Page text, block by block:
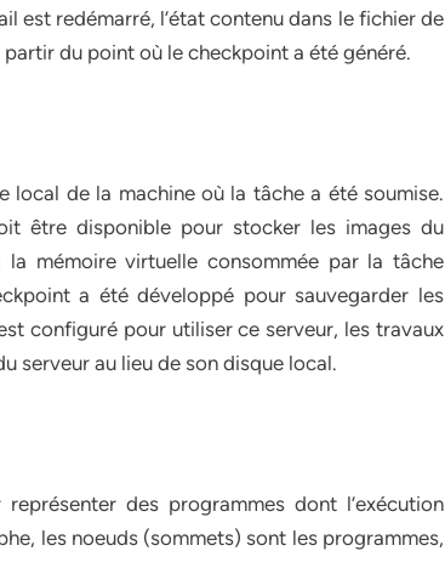
est redémarré, l’état contenu dans le fichier de
du point où le checkpoint a été généré.
de la machine où la tâche a été soumise.
être disponible pour stocker les images du
mémoire virtuelle consommée par la tâche
a été développé pour sauvegarder les
configuré pour utiliser ce serveur, les travaux
serveur au lieu de son disque local.
des programmes dont l’exécution
les noeuds (sommets) sont les programmes,